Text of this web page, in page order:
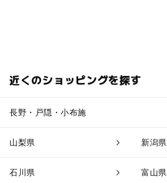
近くのショッピングを探す
長野・戸隠・小布施
山梨県 新潟県
石川県 富山県